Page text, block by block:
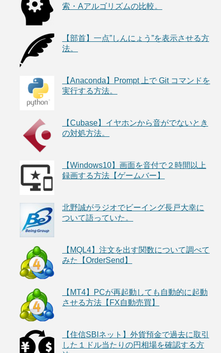
索・Aアルゴリズムの比較。
【部首】一点”しんにょう”を表示させる方
法。
【Anaconda】Prompt 上で Git コマンドを
実行する方法。
【Cubase】イヤホンから音がでないとき
の対処方法。
【Windows10】画面を音付で２時間以上
録画する方法【ゲームバー】
北野誠がラジオでビーイング長戸大幸に
ついて語っていた。
【MQL4】注文を出す関数について調べて
みた【OrderSend】
【MT4】PCが再起動しても自動的に起動
させる方法【FX自動売買】
【住信SBIネット】外貨預金で過去に取引
した１ドル当たりの円相場を確認する方